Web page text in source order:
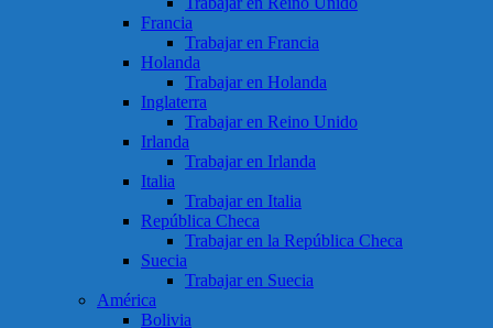
Francia
Trabajar en Francia
Holanda
Trabajar en Holanda
Inglaterra
Trabajar en Reino Unido
Irlanda
Trabajar en Irlanda
Italia
Trabajar en Italia
República Checa
Trabajar en la República Checa
Suecia
Trabajar en Suecia
América
Bolivia